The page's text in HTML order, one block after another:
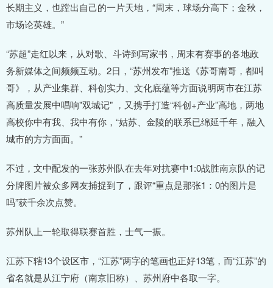
长期主义，也蹚出自己的一片天地，“周末，球场分高下；金秋，
市场论英雄。”
“苏超”走红以来，从对歌、斗诗到写家书，周末有赛事的各地政
务新媒体之间频频互动。2日，“苏州发布”推送《苏哥南哥，都叫
哥》，从产业集群、科创实力、文化底蕴等方面说明两市在江苏
高质量发展中唱响"双城记" ，又携手打造“科创+产业”高地，两地
高校你中有我、我中有你，“姑苏、金陵的联系已绵延千年，融入
城市的方方面面。”
不过，文中配发的一张苏州队在去年对抗赛中1:0战胜南京队的记
分牌图片被众多网友捕捉到了，跟评“重点是那张1：0的图片是
吗”获千余次点赞。
苏州队上一轮取得联赛首胜，士气一振。
江苏下辖13个设区市，“江苏”两字的笔画也正好13笔，而“江苏”的
省名就是从江宁府（南京旧称）、苏州府中各取一字。